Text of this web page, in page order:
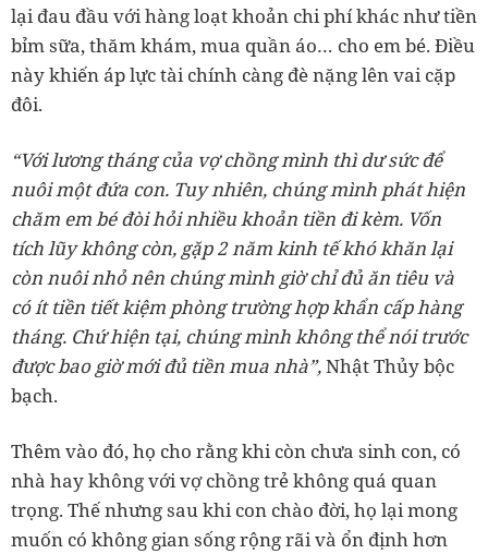
lại đau đầu với hàng loạt khoản chi phí khác như tiền
bỉm sữa, thăm khám, mua quần áo… cho em bé. Điều
này khiến áp lực tài chính càng đè nặng lên vai cặp
đôi.
“Với lương tháng của vợ chồng mình thì dư sức để
nuôi một đứa con. Tuy nhiên, chúng mình phát hiện
chăm em bé đòi hỏi nhiều khoản tiền đi kèm. Vốn
tích lũy không còn, gặp 2 năm kinh tế khó khăn lại
còn nuôi nhỏ nên chúng mình giờ chỉ đủ ăn tiêu và
có ít tiền tiết kiệm phòng trường hợp khẩn cấp hàng
tháng. Chứ hiện tại, chúng mình không thể nói trước
được bao giờ mới đủ tiền mua nhà”,Nhật Thủy bộc
bạch.
Thêm vào đó, họ cho rằng khi còn chưa sinh con, có
nhà hay không với vợ chồng trẻ không quá quan
trọng. Thế nhưng sau khi con chào đời, họ lại mong
muốn có không gian sống rộng rãi và ổn định hơn